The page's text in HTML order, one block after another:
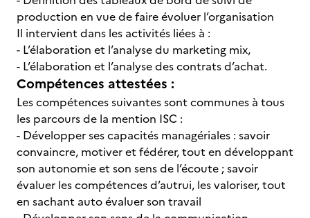
production en vue de faire évoluer l’organisation
Il intervient dans les activités liées à :
- L’élaboration et l’analyse du marketing mix,
- L’élaboration et l’analyse des contrats d’achat.
Compétences attestées :
Les compétences suivantes sont communes à tous
les parcours de la mention ISC :
- Développer ses capacités managériales : savoir
convaincre, motiver et fédérer, tout en développant
son autonomie et son sens de l’écoute ; savoir
évaluer les compétences d’autrui, les valoriser, tout
en sachant auto évaluer son travail